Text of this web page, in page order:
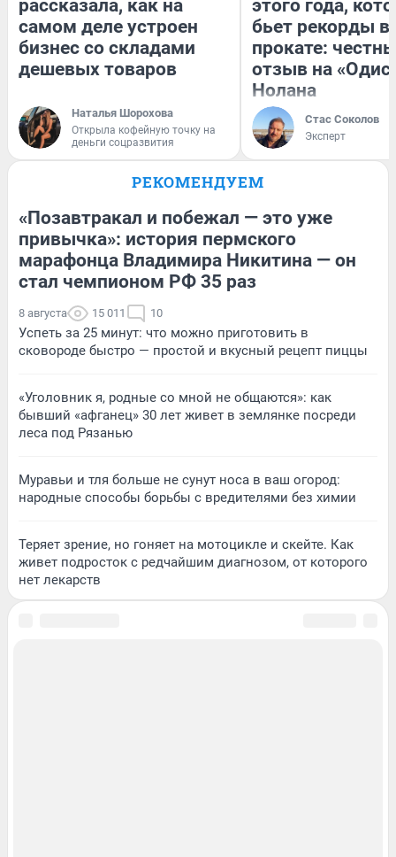
рассказала, как на
самом деле устроен
бизнес со складами
дешевых товаров
Наталья Шорохова
Открыла кофейную точку на
деньги соцразвития
этого года,
бьет рекорды в
прокате:
отзыв на
Нолана
Стас Соколов
Эксперт
РЕКОМЕНДУЕМ
«Позавтракал и побежал — это уже
привычка»: история пермского
марафонца Владимира Никитина — он
стал чемпионом РФ 35 раз
8 августа 15 011 10
Успеть за 25 минут: что можно приготовить в
сковороде быстро — простой и вкусный рецепт пиццы
«Уголовник я, родные со мной не общаются»: как
бывший «афганец» 30 лет живет в землянке посреди
леса под Рязанью
Муравьи и тля больше не сунут носа в ваш огород:
народные способы борьбы с вредителями без химии
Теряет зрение, но гоняет на мотоцикле и скейте. Как
живет подросток с редчайшим диагнозом, от которого
нет лекарств